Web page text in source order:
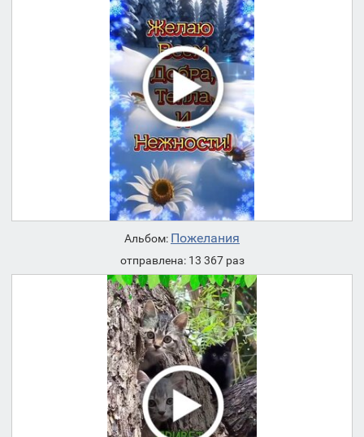
Альбом: Пожелания
отправлена: 13 367 раз